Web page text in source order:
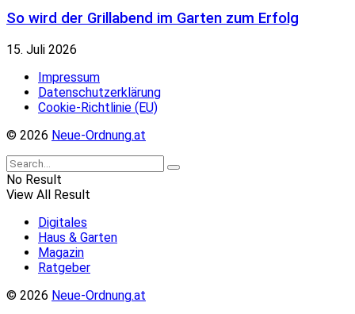
So wird der Grillabend im Garten zum Erfolg
15. Juli 2026
Impressum
Datenschutzerklärung
Cookie-Richtlinie (EU)
© 2026 Neue-Ordnung.at
No Result
View All Result
Digitales
Haus & Garten
Magazin
Ratgeber
© 2026 Neue-Ordnung.at